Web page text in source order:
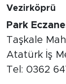
Vezirköprü
Park
Taşkale
Atatürk İş
Tel: 0362